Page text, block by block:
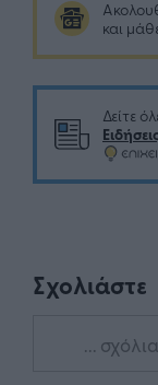
και
Δείτε
Σχολιάστε
... σχόλια